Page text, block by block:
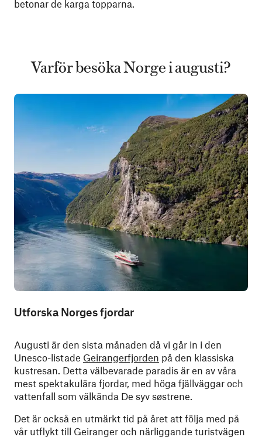
betonar de karga topparna.
Varför besöka Norge i augusti?
Utforska Norges fjordar
Augusti är den sista månaden då vi går in i den
Unesco-listade Geirangerfjorden på den klassiska
kustresan. Detta välbevarade paradis är en av våra
mest spektakulära fjordar, med höga fjällväggar och
vattenfall som välkända De syv søstrene.
Det är också en utmärkt tid på året att följa med på
vår utflykt till Geiranger och närliggande turistvägen